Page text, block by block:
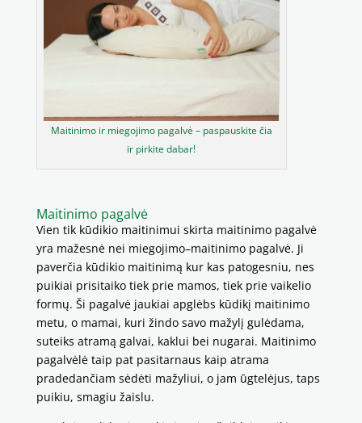
Maitinimo ir miegojimo pagalvė – paspauskite čia
ir pirkite dabar!
Maitinimo pagalvė
Vien tik kūdikio maitinimui skirta maitinimo pagalvė
yra mažesnė nei miegojimo–maitinimo pagalvė. Ji
paverčia kūdikio maitinimą kur kas patogesniu, nes
puikiai prisitaiko tiek prie mamos, tiek prie vaikelio
formų. Ši pagalvė jaukiai apglėbs kūdikį maitinimo
metu, o mamai, kuri žindo savo mažylį gulėdama,
suteiks atramą galvai, kaklui bei nugarai. Maitinimo
pagalvėlė taip pat pasitarnaus kaip atrama
pradedančiam sėdėti mažyliui, o jam ūgtelėjus, taps
puikiu, smagiu žaislu.